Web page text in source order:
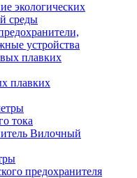
экологических
среды
устройства
плавких
тока
Вилочный